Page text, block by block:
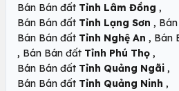
Bán Bán đất Tỉnh Lâm Đồng ,
Bán Bán đất Tỉnh Lạng Sơn ,
Bán Bán đất Tỉnh Nghệ An , Bán
, Bán Bán đất Tỉnh Phú Thọ ,
Bán Bán đất Tỉnh Quảng Ngãi ,
Bán Bán đất Tỉnh Quảng Ninh ,